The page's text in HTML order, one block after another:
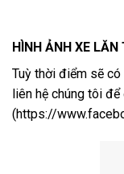
HÌNH ẢNH XE LĂN
Tuỳ thời điểm sẽ có
liên hệ chúng tôi
(https://